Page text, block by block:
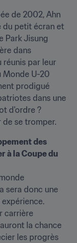
de 2002, Ahn
du petit écran et
Park Jisung
dans
réunis par leur
Monde U-20
prodigué
dans une
d'ordre ?
de se tromper.
des
à la Coupe du
sera donc une
carrière
la chance
les progrès